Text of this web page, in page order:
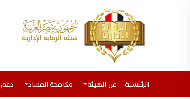
الرئيسية عن الهيئة مكافحة الفساد دعم